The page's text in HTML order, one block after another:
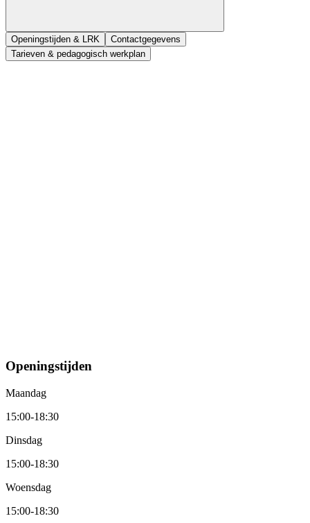
Openingstijden & LRK
Contactgegevens
Tarieven & pedagogisch werkplan
Openingstijden
Maandag
15:00-18:30
Dinsdag
15:00-18:30
Woensdag
15:00-18:30